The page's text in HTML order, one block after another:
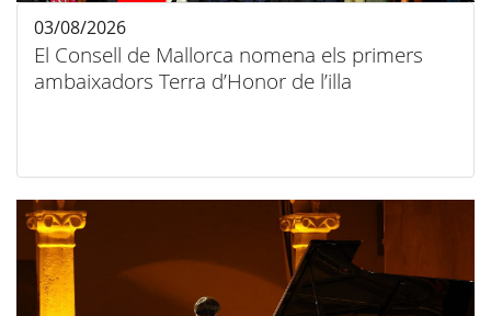
El Consell de Mallorca nomena els primers
ambaixadors Terra d’Honor de l’illa
03/08/2026